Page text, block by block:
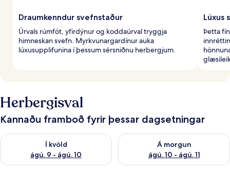
Draumkenndur svefnstaður
Úrvals rúmföt, yfirdýnur og koddaúrval tryggja
himneskan svefn. Myrkvunargardínur auka
lúxusupplifunina í þessum sérsniðnu herbergjum.
Lúxus
Þetta
Herbergisval
Kannaðu framboð fyrir þessar dagsetningar
Í kvöld
ágú. 9 - ágú. 10
Athuga framboð í kvöld ágú. 9 - ágú. 10
Á morgun
ágú. 10 - ágú. 11
Athuga framboð á morgun